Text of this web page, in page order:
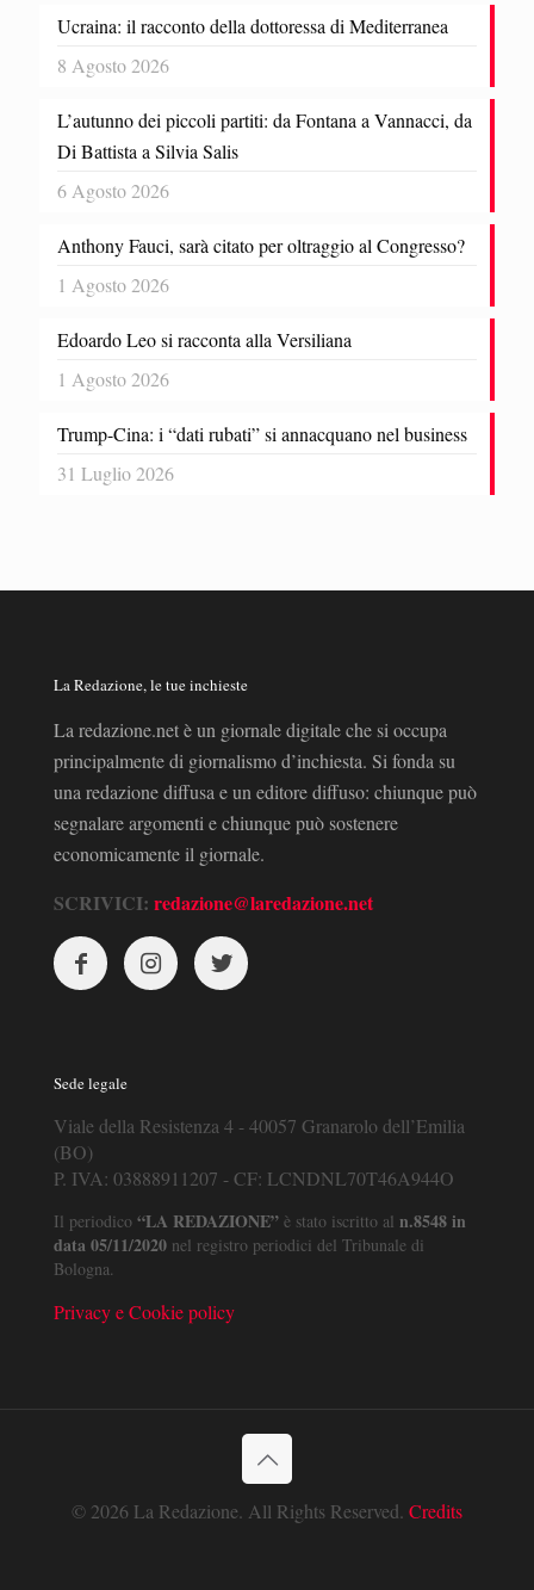
Ucraina: il racconto della dottoressa di Mediterranea
8 Agosto 2026
L’autunno dei piccoli partiti: da Fontana a Vannacci, da
Di Battista a Silvia Salis
6 Agosto 2026
Anthony Fauci, sarà citato per oltraggio al Congresso?
1 Agosto 2026
Edoardo Leo si racconta alla Versiliana
1 Agosto 2026
Trump-Cina: i “dati rubati” si annacquano nel business
31 Luglio 2026
La Redazione, le tue inchieste
La redazione.net è un giornale digitale che si occupa
principalmente di giornalismo d’inchiesta. Si fonda su
una redazione diffusa e un editore diffuso: chiunque può
segnalare argomenti e chiunque può sostenere
economicamente il giornale.
SCRIVICI: redazione@laredazione.net
Sede legale
Viale della Resistenza 4 - 40057 Granarolo dell’Emilia
(BO)
P. IVA: 03888911207 - CF: LCNDNL70T46A944O
Il periodico “LA REDAZIONE” è stato iscritto al n.8548 in
data 05/11/2020 nel registro periodici del Tribunale di
Bologna.
Privacy e Cookie policy
© 2026 La Redazione. All Rights Reserved. Credits